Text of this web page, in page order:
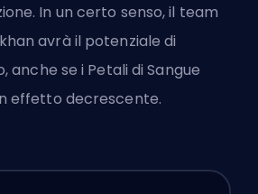
In un certo senso, il team
avrà il potenziale di
anche se i Petali di Sangue
effetto decrescente.